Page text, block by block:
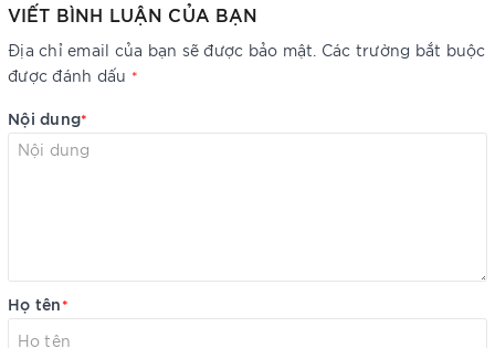
VIẾT BÌNH LUẬN CỦA BẠN
Địa chỉ email của bạn sẽ được bảo mật. Các trường bắt buộc
được đánh dấu *
Nội dung*
Họ tên*